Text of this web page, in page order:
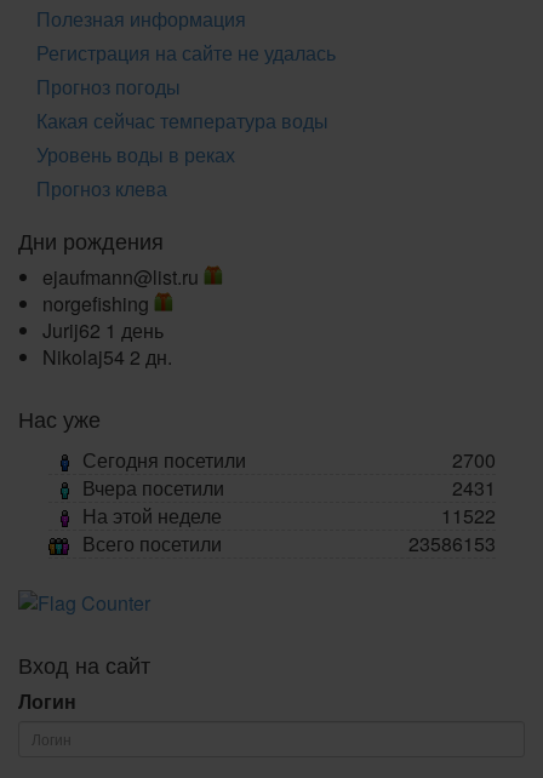
Полезная информация
Регистрация на сайте не удалась
Прогноз погоды
Какая сейчас температура воды
Уровень воды в реках
Прогноз клева
Дни рождения
ejaufmann@list.ru
norgefishing
Jurij62 1 день
Nikolaj54 2 дн.
Нас уже
Сегодня посетили
2700
Вчера посетили
2431
На этой неделе
11522
Всего посетили
23586153
Вход на сайт
Логин